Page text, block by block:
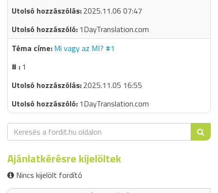
2025.11.06 07:47
1DayTranslation.com
Mi vagy az MI? #1
1
2025.11.05 16:55
1DayTranslation.com
Ajánlatkérésre kijelöltek
Nincs kijelölt fordító